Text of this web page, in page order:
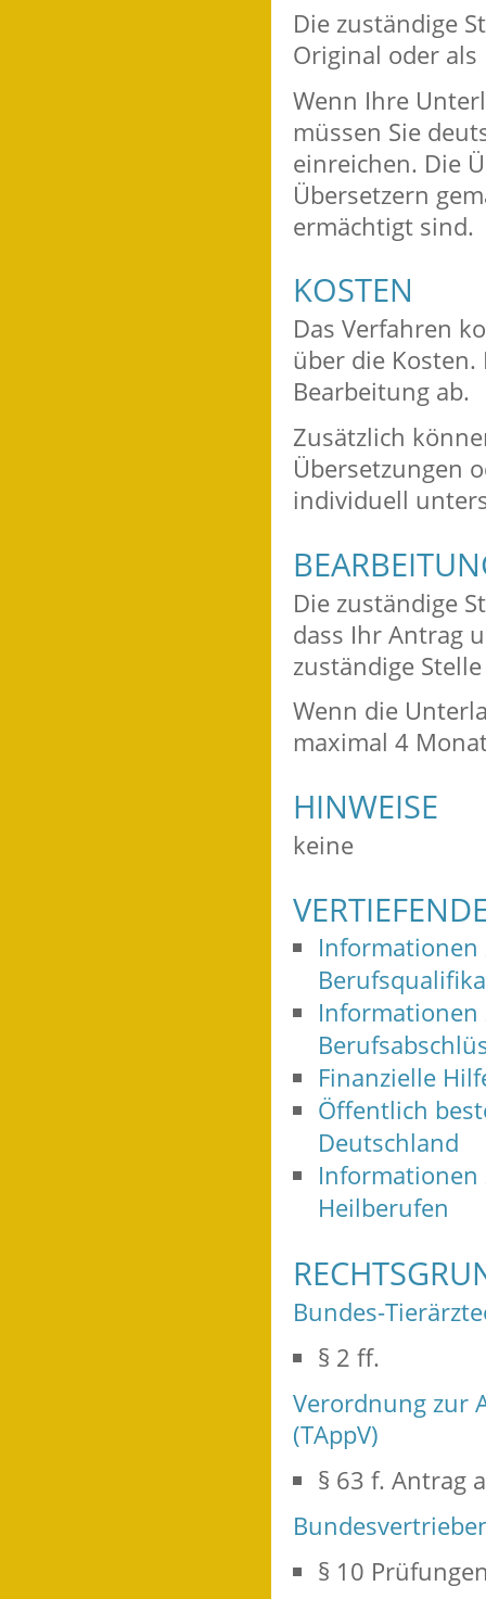
Die zuständige
Original oder
Wenn Ihre
müssen Sie
einreichen. Die
Übersetzern
ermächtigt sind.
KOSTEN
Das Verfahren
über die
Bearbeitung ab.
Zusätzlich
Übersetzungen
individuell
Die zuständige
dass Ihr Antrag
zuständige
Wenn die
maximal 4
HINWEISE
keine
Informationen
Informationen
Finanzielle
Öffentlich
Deutschland
Informationen
Heilberufen
Bundes-
§ 2 ff.
Verordnung zur
(TAppV)
§ 63 f. Antrag
§ 10